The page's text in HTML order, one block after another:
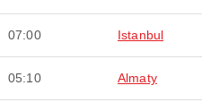
07:00 Istanbul
05:10 Almaty